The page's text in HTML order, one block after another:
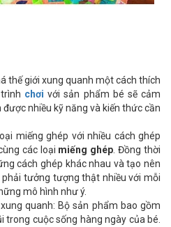
thế giới xung quanh một cách thích
chơi với sản phẩm bé sẽ cảm
nhiều kỹ năng và kiến thức cần
miếng ghép với nhiều cách ghép
các loại miếng ghép . Đồng thời
cách ghép khác nhau và tạo nên
tưởng tượng thật nhiều với mỗi
mô hình như ý.
quanh: Bộ sản phẩm bao gồm
trong cuộc sống hàng ngày của bé.